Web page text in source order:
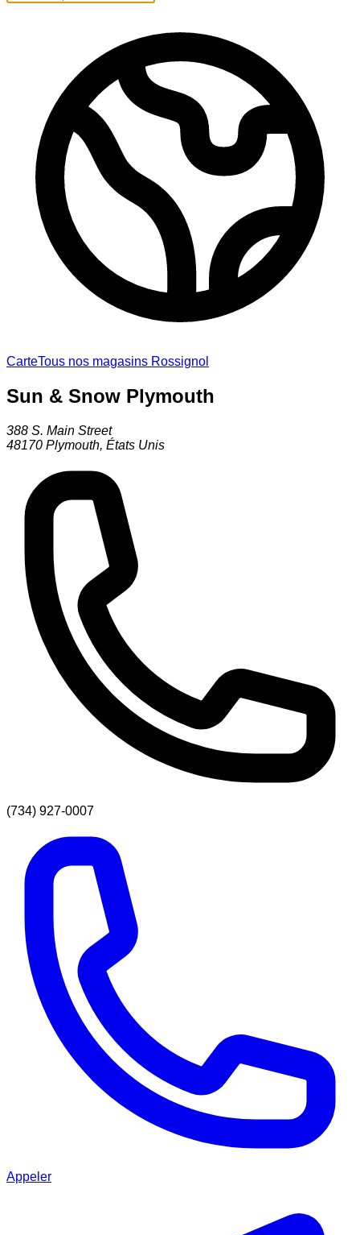
CarteTous nos magasins Rossignol
Sun & Snow Plymouth
388 S. Main Street
48170 Plymouth, États Unis
(734) 927-0007
Appeler